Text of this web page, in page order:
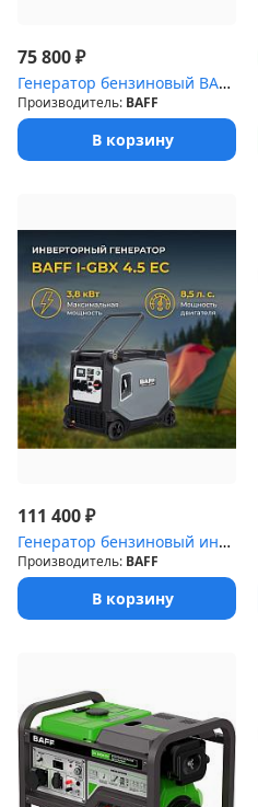
75 800₽
Генератор бензиновый BAFF GB 6500 EC
Производитель: BAFF
В корзину
111 400₽
Генератор бензиновый интерторный BAFF i-GBX 4.5 EC
Производитель: BAFF
В корзину